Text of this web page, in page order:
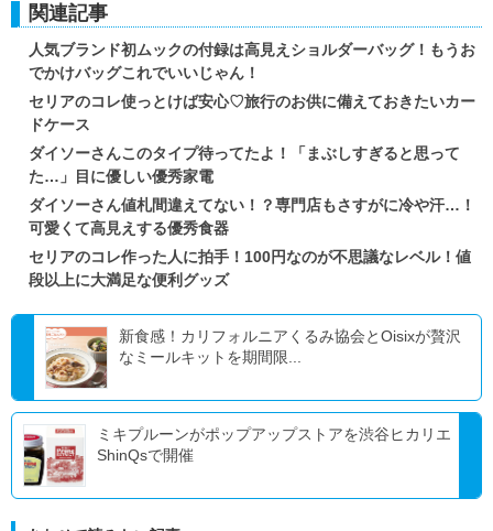
関連記事
人気ブランド初ムックの付録は高見えショルダーバッグ！もうお
でかけバッグこれでいいじゃん！
セリアのコレ使っとけば安心♡旅行のお供に備えておきたいカー
ドケース
ダイソーさんこのタイプ待ってたよ！「まぶしすぎると思って
た…」目に優しい優秀家電
ダイソーさん値札間違えてない！？専門店もさすがに冷や汗…！
可愛くて高見えする優秀食器
セリアのコレ作った人に拍手！100円なのが不思議なレベル！値
段以上に大満足な便利グッズ
新食感！カリフォルニアくるみ協会とOisixが贅沢
なミールキットを期間限...
ミキプルーンがポップアップストアを渋谷ヒカリエ
ShinQsで開催